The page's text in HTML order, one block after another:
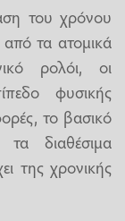
του χρόνου
τα ατομικά
ρολόι, οι
φυσικής
το βασικό
διαθέσιμα
της χρονικής